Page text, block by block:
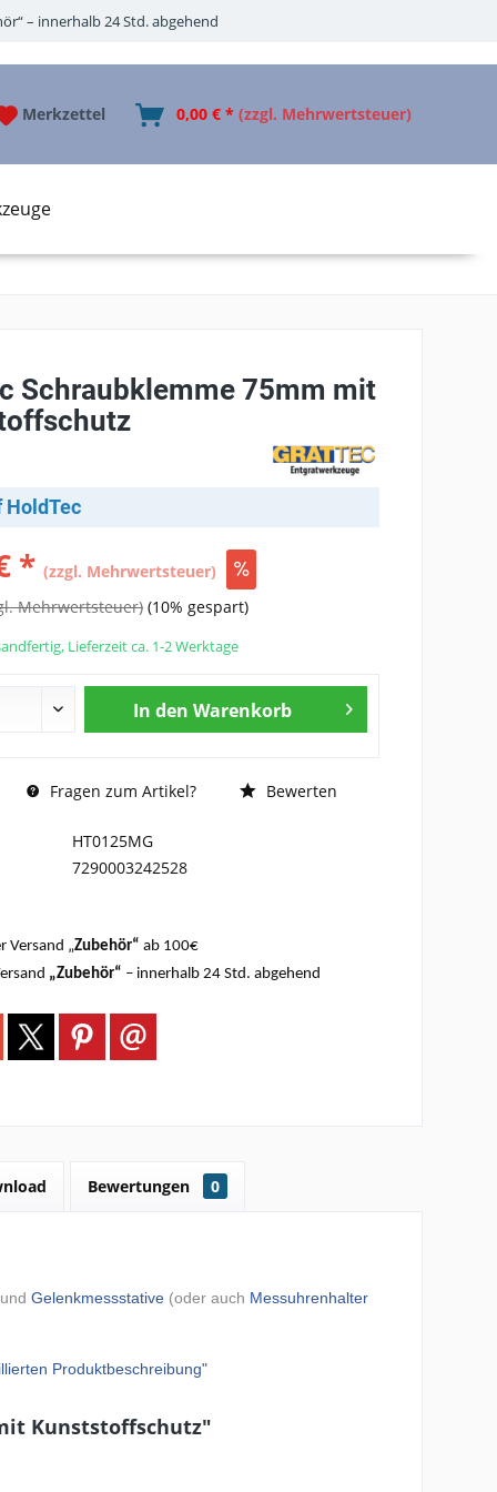
– innerhalb 24 Std. abgehend
Merkzettel 0,00 € * (zzgl. Mehrwertsteuer)
Schraubklemme 75mm mit
HoldTec
*(zzgl. Mehrwertsteuer)
Mehrwertsteuer) (10% gespart)
Lieferzeit ca. 1-2 Werktage
In den Warenkorb
Fragen zum Artikel? Bewerten
HT0125MG
7290003242528
Versand „Zubehör“ ab 100€
„Zubehör“ – innerhalb 24 Std. abgehend
Bewertungen 0
undGelenkmessstative (oder auch Messuhrenhalter
Produktbeschreibung"
Kunststoffschutz"